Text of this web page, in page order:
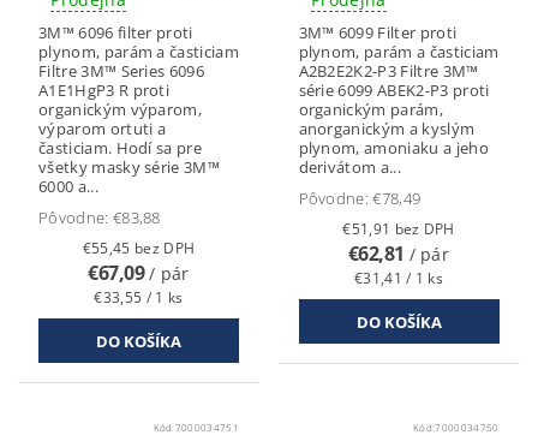
3M™ 6096 filter proti
plynom, parám a časticiam
Filtre 3M™ Series 6096
A1E1HgP3 R proti
organickým výparom,
výparom ortuti a
časticiam. Hodí sa pre
všetky masky série 3M™
6000 a...
Pôvodne: €83,88
€55,45 bez DPH
€67,09/ pár
€33,55 / 1 ks
3M™ 6099 Filter proti
plynom, parám a časticiam
A2B2E2K2-P3 Filtre 3M™
série 6099 ABEK2-P3 proti
organickým parám,
anorganickým a kyslým
plynom, amoniaku a jeho
derivátom a...
Pôvodne:€78,49
€51,91 bez DPH
€62,81 / pár
€31,41 / 1 ks
Kód: 7000034751 Kód:7000034750